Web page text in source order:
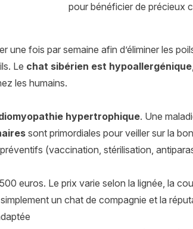
pour bénéficier de précieux
une fois par semaine afin d’éliminer les
Le chat sibérien est hypoallergénique
les humains.
hypertrophique. Une
sont primordiales pour veiller sur la
(vaccination, stérilisation,
euros. Le prix varie selon la lignée, la
un chat de compagnie et la